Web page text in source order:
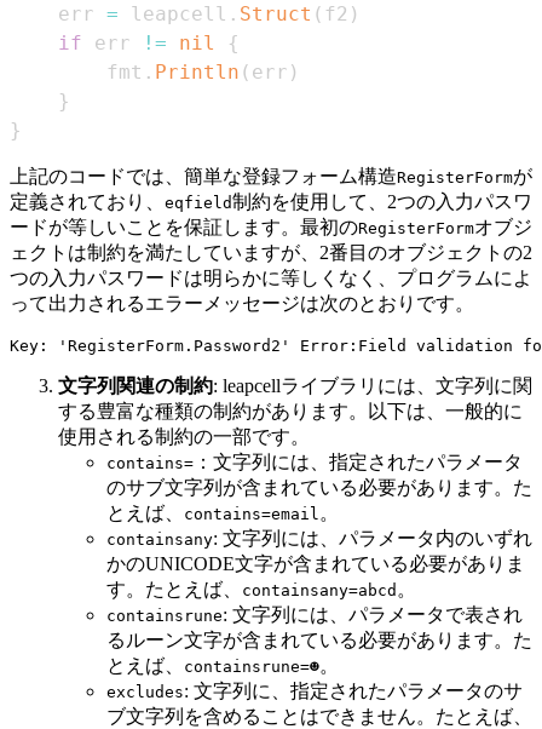
    err
= leapcell . Struct ( f2 )
if err != nil
{
        fmt
. Println ( err )
}
}
上記のコードでは、簡単な登録フォーム構造RegisterFormが
定義されており、 eqfield制約を使用して、2つの入力パスワ
ードが等しいことを保証します。最初のRegisterFormオブジ
ェクトは制約を満たしていますが、2番目のオブジェクトの2
つの入力パスワードは明らかに等しくなく、プログラムによ
って出力されるエラーメッセージは次のとおりです。
文字列関連の制約: leapcellライブラリには、文字列に関
する豊富な種類の制約があります。以下は、一般的に
使用される制約の一部です。
contains= ：文字列には、指定されたパラメータ
のサブ文字列が含まれている必要があります。た
とえば、
contains=email 。
containsany: 文字列には、パラメータ内のいずれ
かのUNICODE文字が含まれている必要がありま
す。たとえば、
containsany=abcd 。
containsrune: 文字列には、パラメータで表され
るルーン文字が含まれている必要があります。た
とえば、
containsrune=☻。
excludes: 文字列に、指定されたパラメータのサ
ブ文字列を含めることはできません。たとえば、